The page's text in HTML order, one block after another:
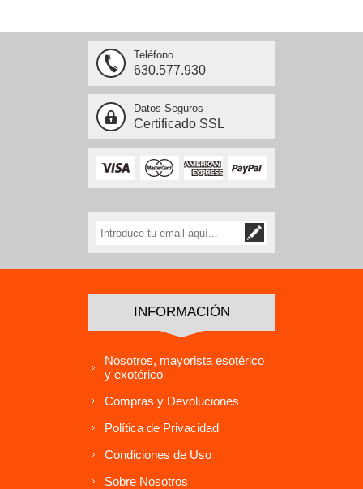
Teléfono
630.577.930
Datos Seguros
Certificado SSL
INFORMACIÓN
Nosotros, mayorista esotérico
y exotérico
Compras y Devoluciones
Política de Privacidad
Condiciones de Uso
Sobre Nosotros